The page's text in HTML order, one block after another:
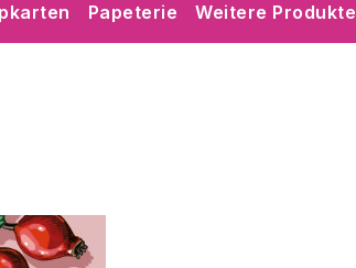
Papeterie Weitere Produkte